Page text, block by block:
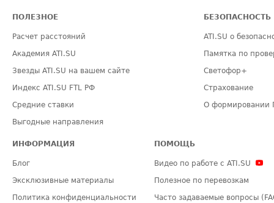
ПОЛЕЗНОЕ
Расчет расстояний
Академия ATI.SU
Звезды ATI.SU на вашем сайте
Индекс ATI.SU FTL РФ
Средние ставки
Выгодные направления
БЕЗОПАСНОСТЬ
ATI.SU о
Памятка по
Светофор+
Страхование
О формировании
ИНФОРМАЦИЯ
Блог
Эксклюзивные материалы
Политика конфиденциальности
ПОМОЩЬ
Видео по работе с ATI.SU
Полезное по перевозкам
Часто задаваемые вопросы